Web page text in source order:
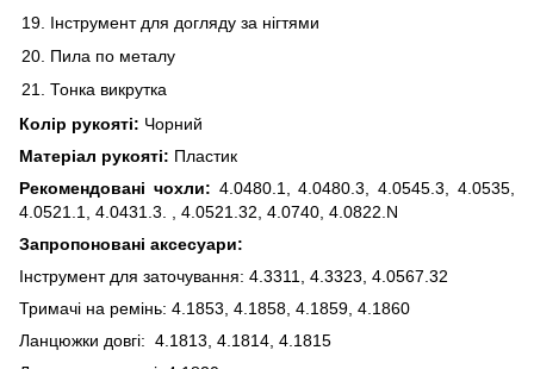
Інструмент для догляду за нігтями
Пила по металу
Тонка викрутка
Колір рукояті: Чорний
Матеріал рукояті: Пластик
Рекомендовані чохли: 4.0480.1, 4.0480.3, 4.0545.3, 4.0535,
4.0521.1, 4.0431.3. , 4.0521.32, 4.0740, 4.0822.N
Запропоновані аксесуари:
Інструмент для заточування: 4.3311, 4.3323, 4.0567.32
Тримачі на ремінь: 4.1853, 4.1858, 4.1859, 4.1860
Ланцюжки довгі: 4.1813, 4.1814, 4.1815